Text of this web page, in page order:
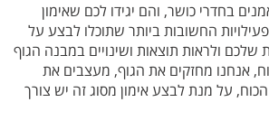
בחדרי כושר, והם יגידו לכם שאימון
החשובות ביותר שתוכלו לבצע על
ולראות תוצאות ושינויים במבנה הגוף
אנחנו מחזקים את הגוף, מעצבים את
על מנת לבצע אימון מסוג זה יש צורך